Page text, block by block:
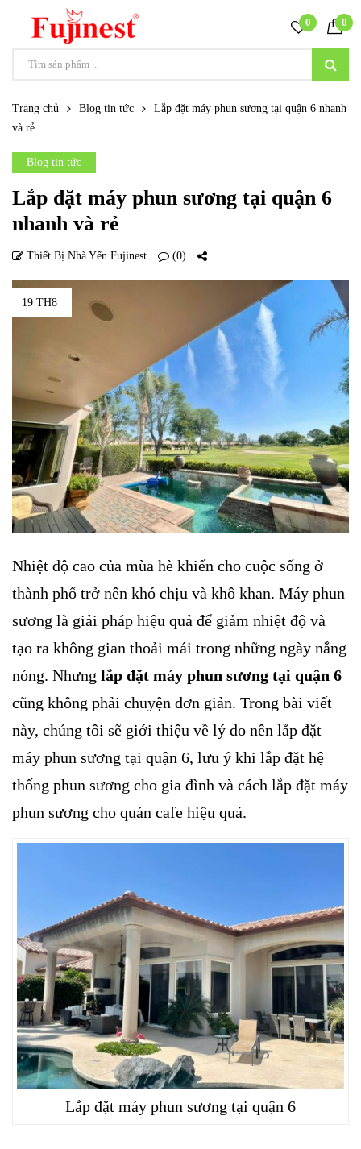
0 0
Trang chủ Blog tin tức
Lắp đặt máy phun sương tại quận 6 nhanh
và rẻ
Blog tin tức
Lắp đặt máy phun sương tại quận 6
nhanh và rẻ
Thiết Bị Nhà Yến Fujinest (0)
19 TH8
Nhiệt độ cao của mùa hè khiến cho cuộc sống ở
thành phố trở nên khó chịu và khô khan. Máy phun
sương là giải pháp hiệu quả để giảm nhiệt độ và
tạo ra không gian thoải mái trong những ngày nắng
nóng. Nhưng lắp đặt máy phun sương tại quận 6
cũng không phải chuyện đơn giản. Trong bài viết
này, chúng tôi sẽ giới thiệu về lý do nên lắp đặt
máy phun sương tại quận 6, lưu ý khi lắp đặt hệ
thống phun sương cho gia đình và cách lắp đặt máy
phun sương cho quán cafe hiệu quả.
Lắp đặt máy phun sương tại quận 6